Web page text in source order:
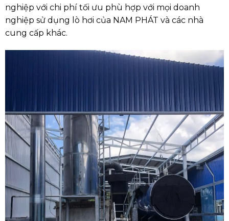
nghiệp với chi phí tối ưu phù hợp với mọi doanh
nghiệp sử dụng lò hơi của NAM PHÁT và các nhà
cung cấp khác.